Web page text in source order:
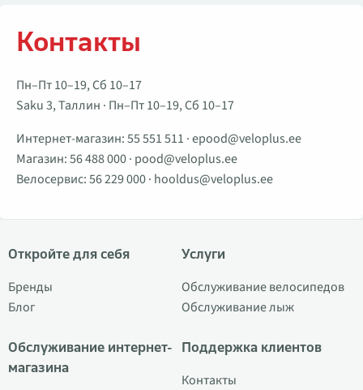
Контакты
Пн–Пт 10–19, Сб 10–17
Saku 3, Таллин · Пн–Пт 10–19, Сб 10–17
Интернет-магазин:55 551 511 ·epood@veloplus.ee
Магазин:56 488 000· pood@veloplus.ee
Велосервис:56 229 000· hooldus@veloplus.ee
Откройте для себя
Бренды
Блог
Обслуживание интернет-
магазина
Услуги
Обслуживание велосипедов
Обслуживание лыж
Поддержка клиентов
Контакты